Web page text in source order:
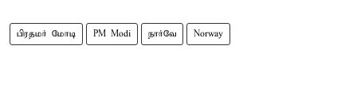
பிரதமர் மோடி PM Modi நார்வே Norway